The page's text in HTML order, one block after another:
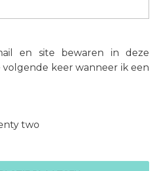
en site bewaren in deze
volgende keer wanneer ik een
two